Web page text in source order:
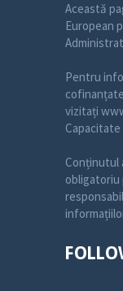
Această
European
Pentru
vizitați
Conținutul
obligatoriu